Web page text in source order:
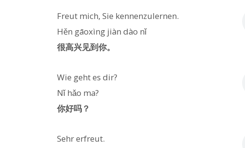
Freut mich, Sie kennenzulernen.
Hěn gāoxìng jiàn dào nǐ
很高兴见到你。
Wie geht es dir?
Nǐ hǎo ma?
你好吗？
Sehr erfreut.